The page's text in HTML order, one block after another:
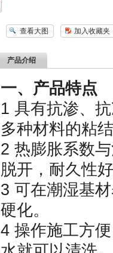
查看大图 加入收藏夹
产品介绍
一、产品特点
1 具有抗渗、
多种材料的粘
2 热膨胀系数
脱开，耐久性
3 可在潮湿基
硬化。
4 操作施工方